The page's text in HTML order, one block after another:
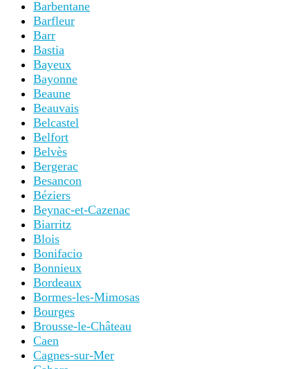
Barbentane
Barfleur
Barr
Bastia
Bayeux
Bayonne
Beaune
Beauvais
Belcastel
Belfort
Belvès
Bergerac
Besancon
Béziers
Beynac-et-Cazenac
Biarritz
Blois
Bonifacio
Bonnieux
Bordeaux
Bormes-les-Mimosas
Bourges
Brousse-le-Château
Caen
Cagnes-sur-Mer